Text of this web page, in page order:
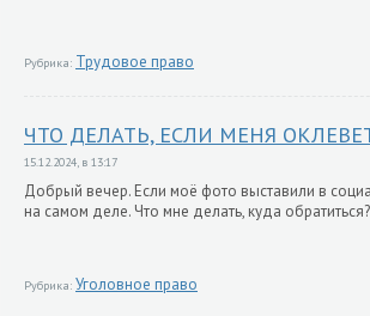
Рубрика: Трудовое право
ЧТО ДЕЛАТЬ, ЕСЛИ МЕНЯ
15.12.2024, в 13:17
Добрый вечер. Если моё фото выставили в
на самом деле. Что мне делать, куда обратиться?
Рубрика: Уголовное право